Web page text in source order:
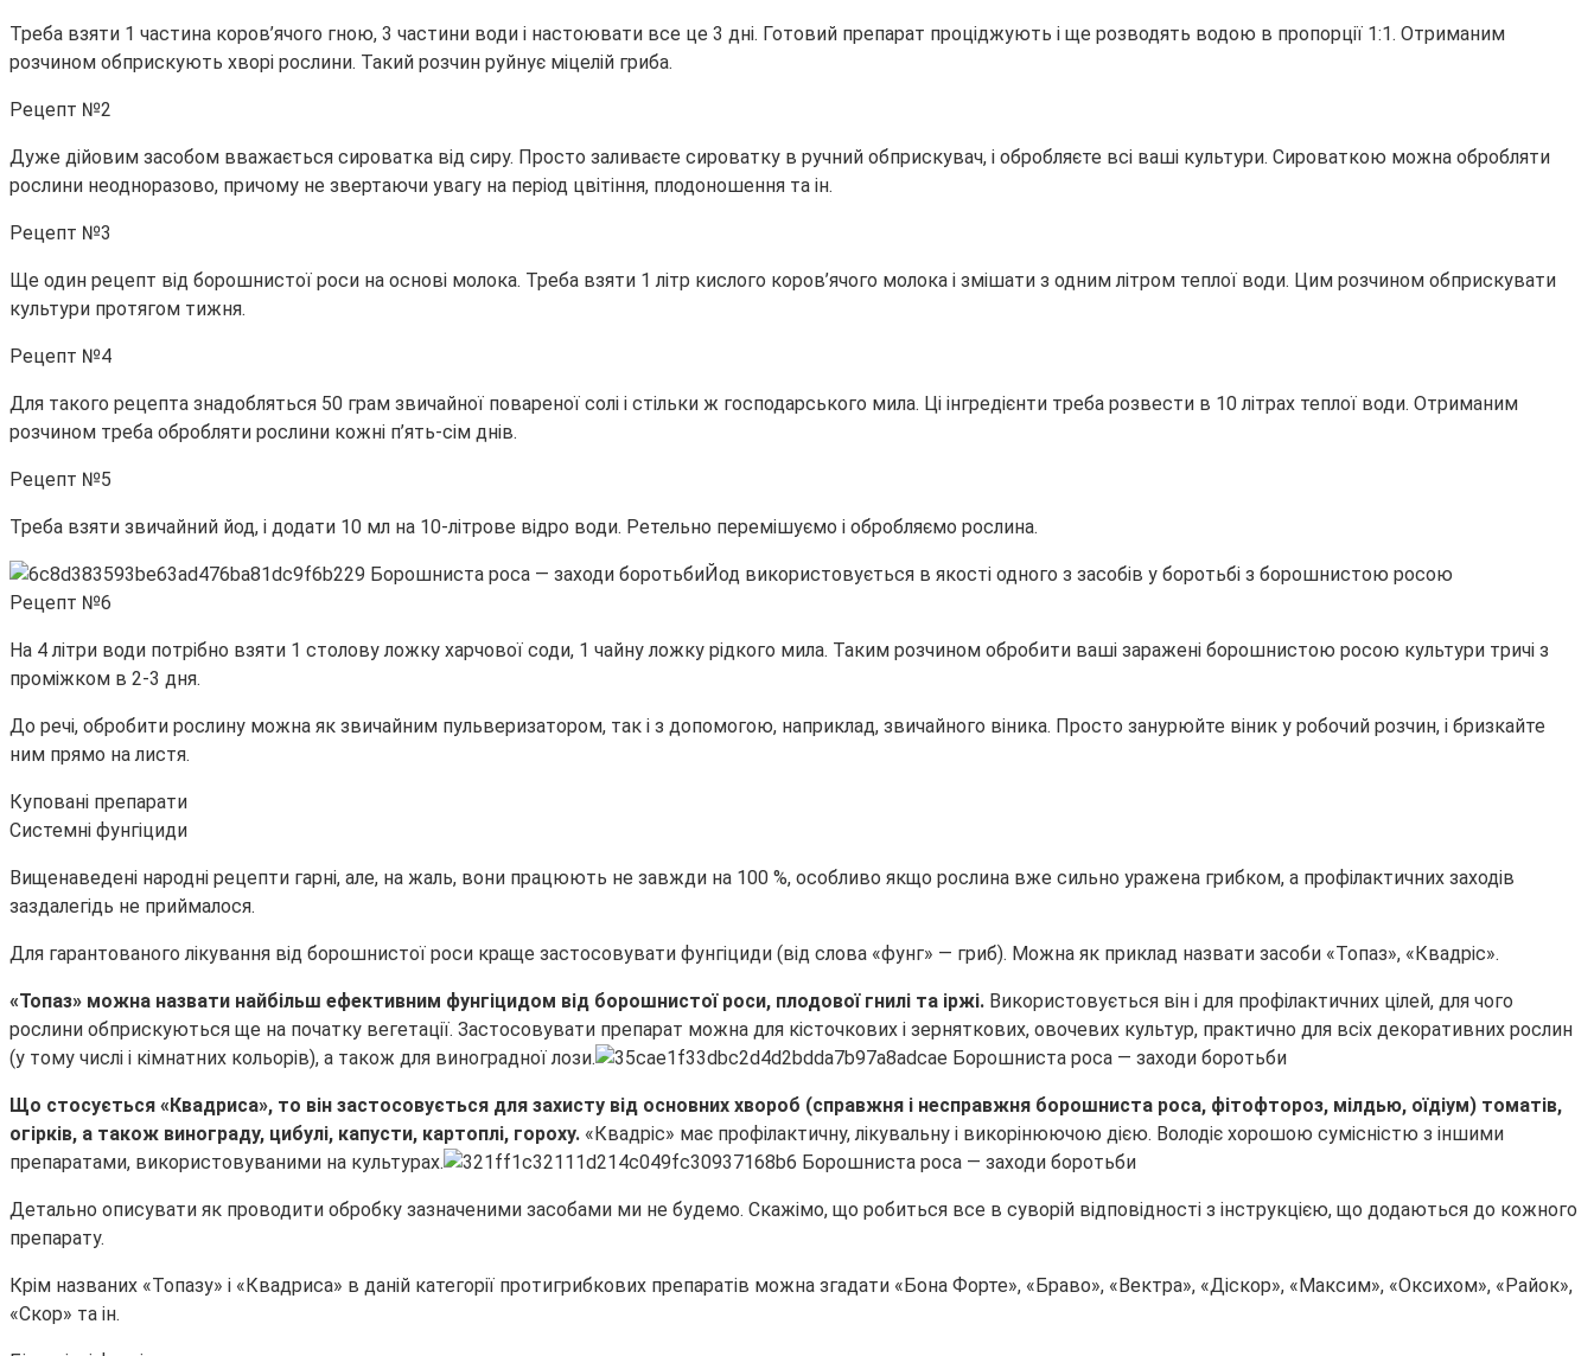
Треба взяти 1 частина коров’ячого гною, 3 частини води і настоювати все це 3 дні. Готовий препарат проціджують і ще розводять водою в пропорції 1:1. Отриманим
розчином обприскують хворі рослини. Такий розчин руйнує міцелій гриба.
Рецепт №2
Дуже дійовим засобом вважається сироватка від сиру. Просто заливаєте сироватку в ручний обприскувач, і обробляєте всі ваші культури. Сироваткою можна обробляти
рослини неодноразово, причому не звертаючи увагу на період цвітіння, плодоношення та ін.
Рецепт №3
Ще один рецепт від борошнистої роси на основі молока. Треба взяти 1 літр кислого коров’ячого молока і змішати з одним літром теплої води. Цим розчином обприскувати
культури протягом тижня.
Рецепт №4
Для такого рецепта знадобляться 50 грам звичайної повареної солі і стільки ж господарського мила. Ці інгредієнти треба розвести в 10 літрах теплої води. Отриманим
розчином треба обробляти рослини кожні п’ять-сім днів.
Рецепт №5
Треба взяти звичайний йод, і додати 10 мл на 10-літрове відро води. Ретельно перемішуємо і обробляємо рослина.
Йод використовується в якості одного з засобів у боротьбі з борошнистою росою
Рецепт №6
На 4 літри води потрібно взяти 1 столову ложку харчової соди, 1 чайну ложку рідкого мила. Таким розчином обробити ваші заражені борошнистою росою культури тричі з
проміжком в 2-3 дня.
До речі, обробити рослину можна як звичайним пульверизатором, так і з допомогою, наприклад, звичайного віника. Просто занурюйте віник у робочий розчин, і бризкайте
ним прямо на листя.
Куповані препарати
Системні фунгіциди
Вищенаведені народні рецепти гарні, але, на жаль, вони працюють не завжди на 100 %, особливо якщо рослина вже сильно уражена грибком, а профілактичних заходів
заздалегідь не приймалося.
Для гарантованого лікування від борошнистої роси краще застосовувати фунгіциди (від слова «фунг» — гриб). Можна як приклад назвати засоби «Топаз», «Квадріс».
«Топаз» можна назвати найбільш ефективним фунгіцидом від борошнистої роси, плодової гнилі та іржі. Використовується він і для профілактичних цілей, для чого
рослини обприскуються ще на початку вегетації. Застосовувати препарат можна для кісточкових і зерняткових, овочевих культур, практично для всіх декоративних рослин
(у тому числі і кімнатних кольорів), а також для виноградної лози.
Що стосується «Квадриса», то він застосовується для захисту від основних хвороб (справжня і несправжня борошниста роса, фітофтороз, мілдью, оїдіум) томатів,
огірків, а також винограду, цибулі, капусти, картоплі, гороху. «Квадріс» має профілактичну, лікувальну і викорінюючою дією. Володіє хорошою сумісністю з іншими
препаратами, використовуваними на культурах.
Детально описувати як проводити обробку зазначеними засобами ми не будемо. Скажімо, що робиться все в суворій відповідності з інструкцією, що додаються до кожного
препарату.
Крім названих «Топазу» і «Квадриса» в даній категорії протигрибкових препаратів можна згадати «Бона Форте», «Браво», «Вектра», «Діскор», «Максим», «Оксихом», «Райок»,
«Скор» та ін.